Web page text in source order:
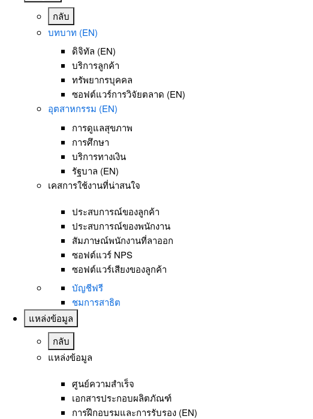
กลับ
บทบาท (EN)
ดิจิทัล (EN)
บริการลูกค้า
ทรัพยากรบุคคล
ซอฟต์แวร์การวิจัยตลาด (EN)
อุตสาหกรรม (EN)
การดูแลสุขภาพ
การศึกษา
บริการทางเงิน
รัฐบาล (EN)
เคสการใช้งานที่น่าสนใจ
ประสบการณ์ของลูกค้า
ประสบการณ์ของพนักงาน
สัมภาษณ์พนักงานที่ลาออก
ซอฟต์แวร์ NPS
ซอฟต์แวร์เสียงของลูกค้า
บัญชีฟรี
ชมการสาธิต
แหล่งข้อมูล
กลับ
แหล่งข้อมูล
ศูนย์ความสำเร็จ
เอกสารประกอบผลิตภัณฑ์
การฝึกอบรมและการรับรอง (EN)